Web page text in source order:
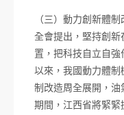
（三）動力創新體
全會提出，堅持創新
置，把科技自立自強
以來，我國動力體制
制改造周全展開，油
期間，江西省將緊緊